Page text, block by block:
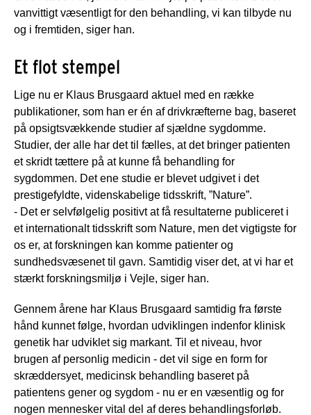
vanvittigt væsentligt for den behandling, vi kan tilbyde nu
og i fremtiden, siger han.
Et flot stempel
Lige nu er Klaus Brusgaard aktuel med en række
publikationer, som han er én af drivkræfterne bag, baseret
på opsigtsvækkende studier af sjældne sygdomme.
Studier, der alle har det til fælles, at det bringer patienten
et skridt tættere på at kunne få behandling for
sygdommen. Det ene studie er blevet udgivet i det
prestigefyldte, videnskabelige tidsskrift, ”Nature”.
- Det er selvfølgelig positivt at få resultaterne publiceret i
et internationalt tidsskrift som Nature, men det vigtigste for
os er, at forskningen kan komme patienter og
sundhedsvæsenet til gavn. Samtidig viser det, at vi har et
stærkt forskningsmiljø i Vejle, siger han.
Gennem årene har Klaus Brusgaard samtidig fra første
hånd kunnet følge, hvordan udviklingen indenfor klinisk
genetik har udviklet sig markant. Til et niveau, hvor
brugen af personlig medicin - det vil sige en form for
skræddersyet, medicinsk behandling baseret på
patientens gener og sygdom - nu er en væsentlig og for
nogen mennesker vital del af deres behandlingsforløb.